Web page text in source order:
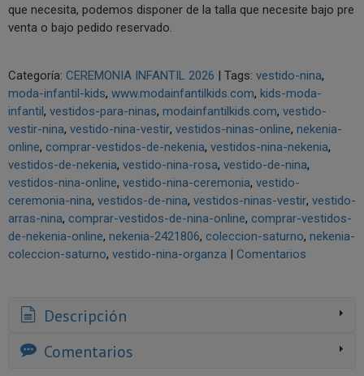
que necesita, podemos disponer de la talla que necesite bajo pre
venta o bajo pedido reservado.
Categoría: CEREMONIA INFANTIL 2026 | Tags: vestido-nina
moda-infantil-kids www.modainfantilkids.com kids-moda-
infantil vestidos-para-ninas modainfantilkids.com vestido-
vestir-nina vestido-nina-vestir vestidos-ninas-online nekenia-
online comprar-vestidos-de-nekenia vestidos-nina-nekenia
vestidos-de-nekenia vestido-nina-rosa vestido-de-nina
vestidos-nina-online vestido-nina-ceremonia vestido-
ceremonia-nina vestidos-de-nina vestidos-ninas-vestir vestido-
arras-nina comprar-vestidos-de-nina-online comprar-vestidos-
de-nekenia-online nekenia-2421806 coleccion-saturno nekenia-
coleccion-saturno vestido-nina-organza | Comentarios
Descripción
Comentarios